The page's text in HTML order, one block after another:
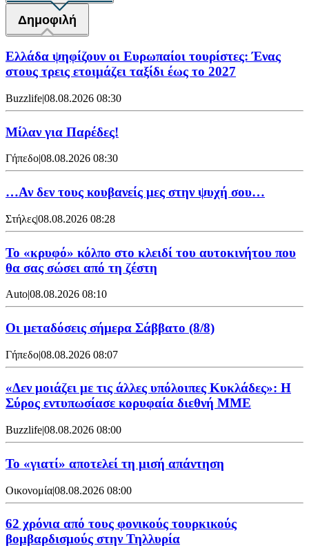
Δημοφιλή
Ελλάδα ψηφίζουν οι Ευρωπαίοι τουρίστες: Ένας
στους τρεις ετοιμάζει ταξίδι έως το 2027
Buzzlife|08.08.2026 08:30
Μίλαν για Παρέδες!
Γήπεδο|08.08.2026 08:30
…Αν δεν τους κουβανείς μες στην ψυχή σου…
Στήλες|08.08.2026 08:28
Το «κρυφό» κόλπο στο κλειδί του αυτοκινήτου που
θα σας σώσει από τη ζέστη
Auto|08.08.2026 08:10
Οι μεταδόσεις σήμερα Σάββατο (8/8)
Γήπεδο|08.08.2026 08:07
«Δεν μοιάζει με τις άλλες υπόλοιπες Κυκλάδες»: Η
Σύρος εντυπωσίασε κορυφαία διεθνή ΜΜΕ
Buzzlife|08.08.2026 08:00
Το «γιατί» αποτελεί τη μισή απάντηση
Οικονομία|08.08.2026 08:00
62 χρόνια από τους φονικούς τουρκικούς
βομβαρδισμούς στην Τηλλυρία